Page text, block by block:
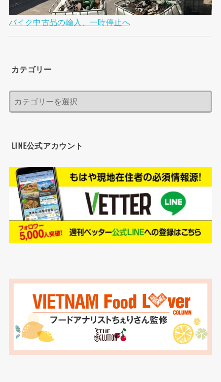
バイク中古品の輸入、一時停止へ
カテゴリー
LINE公式アカウント